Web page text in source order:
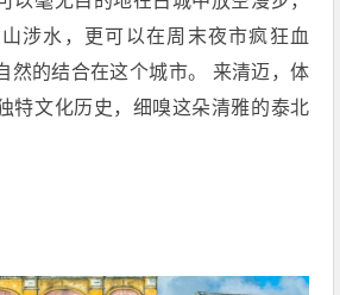
涉水，更可以在周末夜市疯狂血
然的结合在这个城市。 来清迈，体
特文化历史，细嗅这朵清雅的泰北